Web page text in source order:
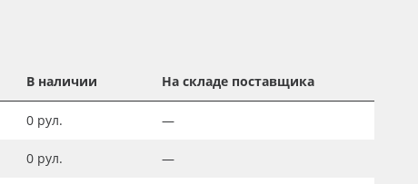
В наличии На складе поставщика
0 рул. —
0 рул. —